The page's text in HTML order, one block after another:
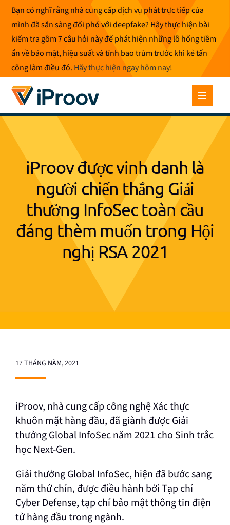
qua
phần
nội
dung
Bạn có nghĩ rằng nhà cung cấp dịch vụ phát trực tiếp của
mình đã sẵn sàng đối phó với deepfake? Hãy thực hiện bài
kiểm tra gồm 7 câu hỏi này để phát hiện những lỗ hổng tiềm
ẩn về bảo mật, hiệu suất và tính bao trùm trước khi kẻ tấn
công làm điều đó. Hãy thực hiện ngay hôm nay!
iProov được vinh danh là
người chiến thắng Giải
thưởng InfoSec toàn cầu
đáng thèm muốn trong Hội
nghị RSA 2021
17 THÁNG NĂM, 2021
iProov, nhà cung cấp công nghệ Xác thực
khuôn mặt hàng đầu, đã giành được Giải
thưởng Global InfoSec năm 2021 cho Sinh trắc
học Next-Gen.
Giải thưởng Global InfoSec, hiện đã bước sang
năm thứ chín, được điều hành bởi Tạp chí
Cyber Defense, tạp chí bảo mật thông tin điện
tử hàng đầu trong ngành.